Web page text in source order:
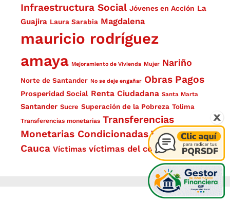
Infraestructura Social Jóvenes en Acción La
Guajira Laura Sarabia Magdalena
mauricio rodríguez
amaya Mejoramiento de Vivienda Mujer Nariño
Norte de Santander No se deje engañar Obras Pagos
Prosperidad Social Renta Ciudadana Santa Marta
Santander Sucre Superación de la Pobreza Tolima
Transferencias monetarias Transferencias
Monetarias Condicionadas Valle del
Cauca Víctimas víctimas del conflicto